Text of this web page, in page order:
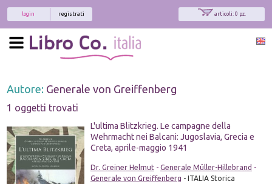
articoli: 0 pz.
registrati
login
Autore: Generale von Greiffenberg
1 oggetti trovati
L'ultima Blitzkrieg. Le campagne della
Wehrmacht nei Balcani: Jugoslavia, Grecia e
Creta, aprile-maggio 1941
Dr. Greiner Helmut- Generale Müller-Hillebrand -
Generale von Greiffenberg - ITALIA Storica